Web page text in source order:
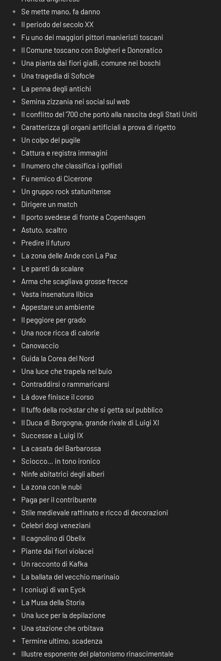
Se mette mano, fa danno
Il periodo del secolo XX
Fu uno dei maggiori pittori manieristi toscani
Il Comune toscano con Bolgheri e Donoratico
Una pianta dai fiori gialli, comune nei boschi
Una tragedia di Sofocle
La penna degli antichi
Semina zizzania nei social sul web
Il conflitto del ‘700 che portò alla nascita degli Stati Uniti
Caratterizza gli organi artificiali a prova di rigetto
Un colpo del pugile
Cattura e registra immagini
Il numero che classifica i golfisti
Fu nemico di Cicerone
Un gruppo rock statunitense
Dirigere un match
Il porto svedese di fronte a Copenhagen
Astuto, scaltro
Predire il futuro
La zona delle Ande con La Paz
Le pareti da scalare
Arma che scagliava grosse frecce
Vasta insenatura libica
Appestare un ambiente
Il peggiore per grado
Una noce ricca di calorie
Canovaccio
Guida la Corea del Nord
Una luce che trapela nel buio
Contraddirsi o rammaricarsi
Là dove finisce il corso
Il tuffo della rockstar che si getta sul pubblico
Il Duca di Borgogna, grande rivale di Luigi XI
Successe a Luigi IX
La casata del Barbarossa
Sciocco… in tono ironico
Ninfe abitatrici degli alberi
La zona con le nubi
Paga per il contribuente
Stile medievale raffinato e ricco di decorazioni
Celebri dogi veneziani
Il cagnolino di Obelix
Piante dai fiori violacei
Un racconto di Kafka
La ballata del vecchio marinaio
I coniugi di van Eyck
La Musa della Storia
Una luce per la depilazione
Una stazione che orbitava
Termine ultimo, scadenza
Illustre esponente del platonismo rinascimentale